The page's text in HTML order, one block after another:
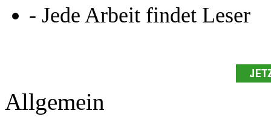
- Jede Arbeit findet Leser
Allgemein